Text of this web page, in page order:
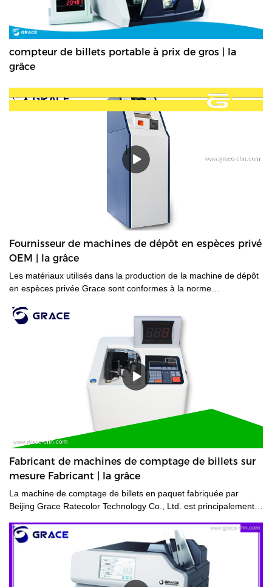
compteur de billets portable à prix de gros | la
grâce
Fournisseur de machines de dépôt en espèces privé
OEM | la grâce
Les matériaux utilisés dans la production de la machine de dépôt
en espèces privée Grace sont conformes à la norme
Fabricant de machines de comptage de billets sur
mesure Fabricant | la grâce
La machine de comptage de billets en paquet fabriquée par
Beijing Grace Ratecolor Technology Co., Ltd. est principalement